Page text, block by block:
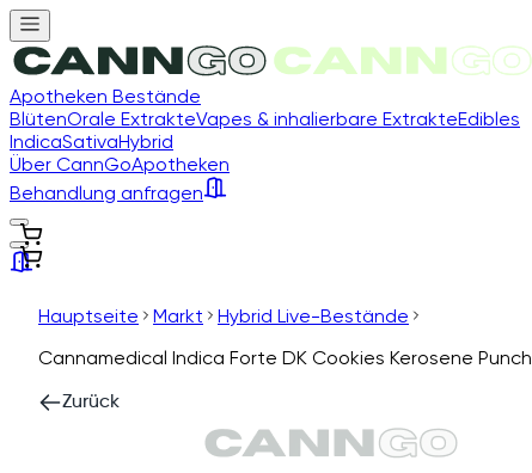
Apotheken Bestände
BlütenOrale ExtrakteVapes & inhalierbare ExtrakteEdibles
IndicaSativaHybrid
Über CannGoApotheken
Behandlung anfragen
Hauptseite Markt
Hybrid Live-Bestände
Cannamedical Indica Forte DK Cookies Kerosene Punch
Zurück